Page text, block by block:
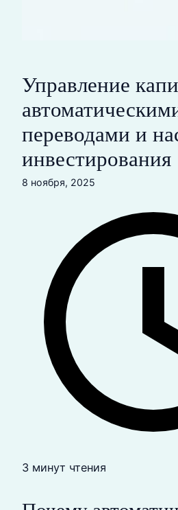
Управление
переводами и
инвестирования
8 ноября, 2025
3 минут чтения